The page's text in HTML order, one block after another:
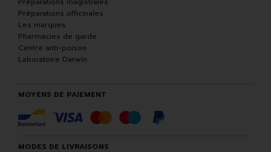
Préparations officinales
Les marques
Pharmacies de garde
Centre anti-poison
Laboratoire Darwin
MOYENS DE PAIEMENT
MODES DE LIVRAISONS